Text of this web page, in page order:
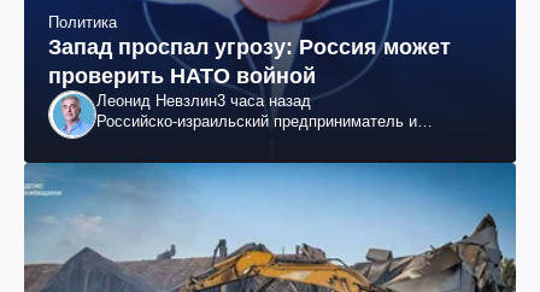
Политика
Запад проспал угрозу: Россия может
проверить НАТО войной
Леонид Невзлин3 часа назад
Российско-израильский предприниматель и
"ЮКОСа"